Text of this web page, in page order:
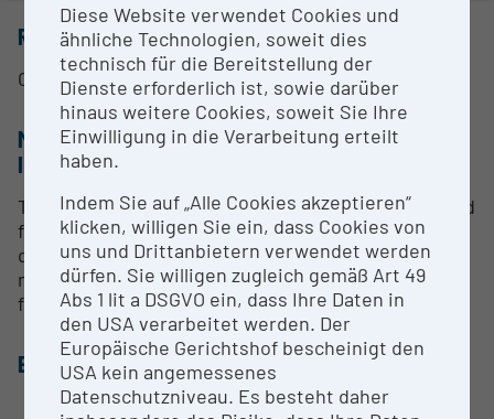
RESEARCH SERVICES
Center for Nanoscale Semiconductors
METHODS & EXPERTISE FOR RESEARCH
INFRASTRUCTURE
The center includes two optical labs, which are used
for microphotoluminescence spectroscopy and
quantum optics, as well as instruments for the
measurement of the thermal conductivity of thin
films.
EQUIPMENT
X-Ray Diffractometer
Diese Website verwendet Cookies und
ähnliche Technologien, soweit dies
technisch für die Bereitstellung der
Dienste erforderlich ist, sowie darüber
hinaus weitere Cookies, soweit Sie Ihre
Einwilligung in die Verarbeitung erteilt
haben.
Indem Sie auf „Alle Cookies akzeptieren“
klicken, willigen Sie ein, dass Cookies von
uns und Drittanbietern verwendet werden
dürfen. Sie willigen zugleich gemäß Art 49
Abs 1 lit a DSGVO ein, dass Ihre Daten in
den USA verarbeitet werden. Der
Europäische Gerichtshof bescheinigt den
USA kein angemessenes
Datenschutzniveau. Es besteht daher